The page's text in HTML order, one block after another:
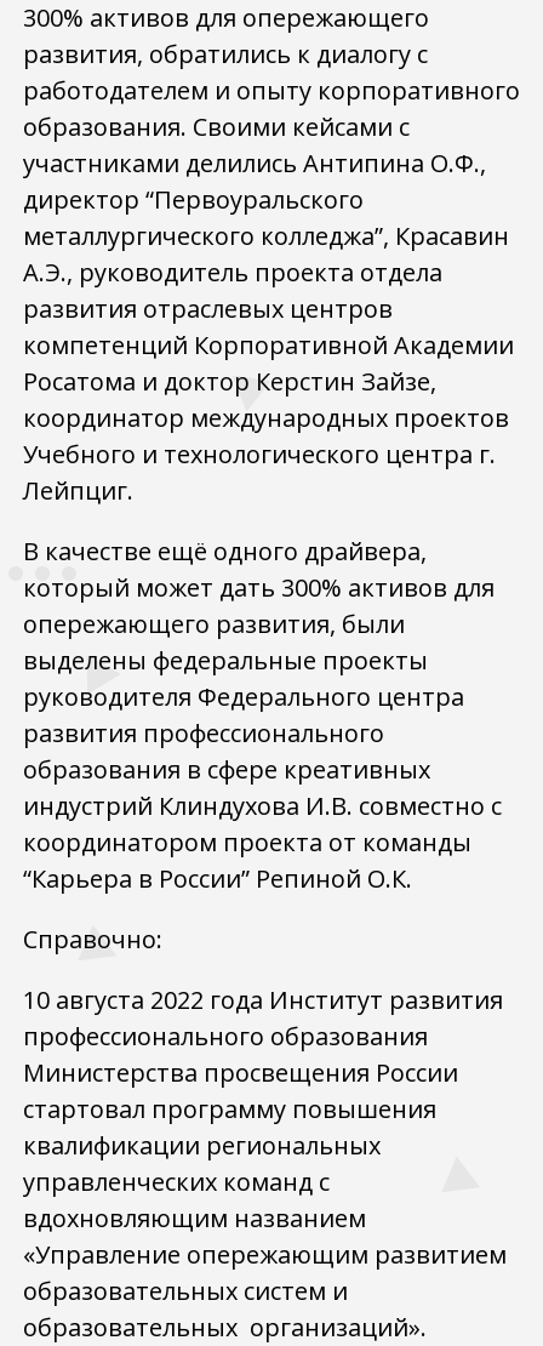
300% активов для опережающего
развития, обратились к диалогу с
работодателем и опыту корпоративного
образования. Своими кейсами с
участниками делились Антипина О.Ф.,
директор “Первоуральского
металлургического колледжа”, Красавин
А.Э., руководитель проекта отдела
развития отраслевых центров
компетенций Корпоративной Академии
Росатома и доктор Керстин Зайзе,
координатор международных проектов
Учебного и технологического центра г.
Лейпциг.
В качестве ещё одного драйвера,
который может дать 300% активов для
опережающего развития, были
выделены федеральные проекты
руководителя Федерального центра
развития профессионального
образования в сфере креативных
индустрий Клиндухова И.В. совместно с
координатором проекта от команды
“Карьера в России” Репиной О.К.
Справочно:
10 августа 2022 года Институт развития
профессионального образования
Министерства просвещения России
стартовал программу повышения
квалификации региональных
управленческих команд с
вдохновляющим названием
«Управление опережающим развитием
образовательных систем и
образовательных организаций».